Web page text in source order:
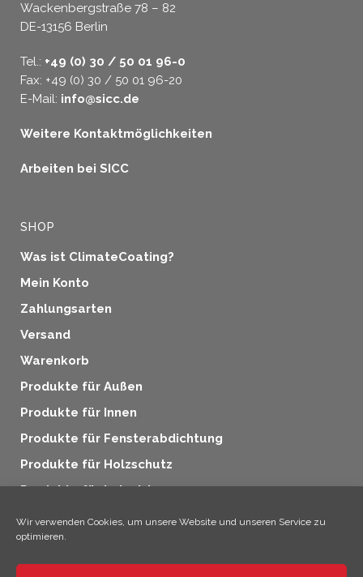
Wir verwenden Cookies, um unsere Website und unseren Service zu
optimieren.
Wackenbergstraße 78 – 82
DE-13156 Berlin
Tel.: +49 (0) 30 / 50 01 96-0
Fax: +49 (0) 30 / 50 01 96-20
E-Mail: info@sicc.de
Weitere Kontaktmöglichkeiten
Arbeiten bei SICC
SHOP
Was ist ClimateCoating?
Mein Konto
Zahlungsarten
Versand
Warenkorb
Produkte für Außen
Produkte für Innen
Produkte für Fensterabdichtung
Produkte für Holzschutz
Produkte für Industrie
Zusatzprodukte